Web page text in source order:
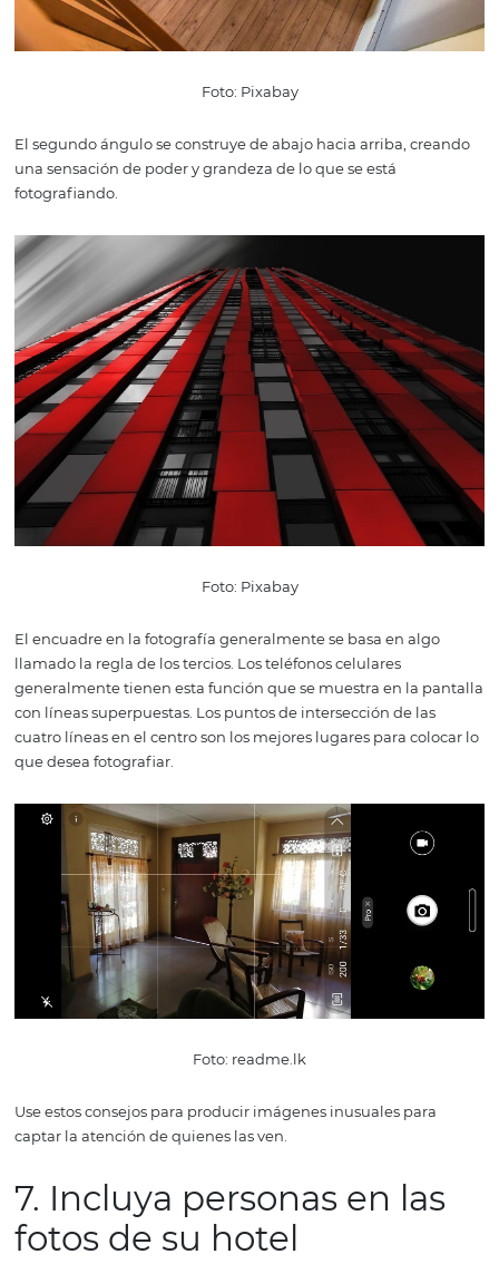
tiene una expectativa. Si hay algo muy diferente en la
cliente puede sentirse engañado.
6. No olvides la
iluminación, el ángulo
encuadre.
Estos tres elementos son cruciales para que las
mejor posible. Si contrata a un fotógrafo,
sabrá, pero siempre vale la pena señalarlo. Si está
las fotos por su cuenta, además de la calidad de la
debe garantizar una buena calidad de imagen, se debe
observar la iluminación y el encuadre. Debe evitar la
iluminación, ya que generalmente compromete la
las fotos. Sin embargo, las sesiones fotográficas de la
tarde e incluso la noche deben explorarse, ya que estos
turnos pueden traer diferentes efectos a sus imágenes.
El ángulo en la fotografía es tan importante que un
cambio puede tener un impacto en la estructura y la
armonización de una imagen. Dos buenas técnicas en
aspecto, además del ángulo a la altura de la apariencia,
ángulo alto y el ángulo bajo. El primero, la foto se toma
una posición más alta que la que se está fotografiando.